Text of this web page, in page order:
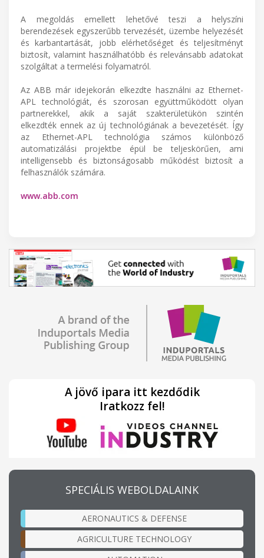
A megoldás emellett lehetővé teszi a helyszíni
berendezések egyszerűbb tervezését, üzembe helyezését
és karbantartását, jobb elérhetőséget és teljesítményt
biztosít, valamint használhatóbb és relevánsabb adatokat
szolgáltat a termelési folyamatról.
Az ABB már idejekorán elkezdte használni az Ethernet-
APL technológiát, és szorosan együttműködött olyan
partnerekkel, akik a saját szakterületükön szintén
elkezdték ennek az új technológiának a bevezetését. Így
az Ethernet-APL technológia számos különböző
automatizálási projektbe épül be teljeskörűen, ami
intelligensebb és biztonságosabb működést biztosít a
felhasználók számára.
www.abb.com
A jövő ipara itt kezdődik
Iratkozz fel!
SPECIÁLIS WEBOLDALAINK
AERONAUTICS & DEFENSE
AGRICULTURE TECHNOLOGY